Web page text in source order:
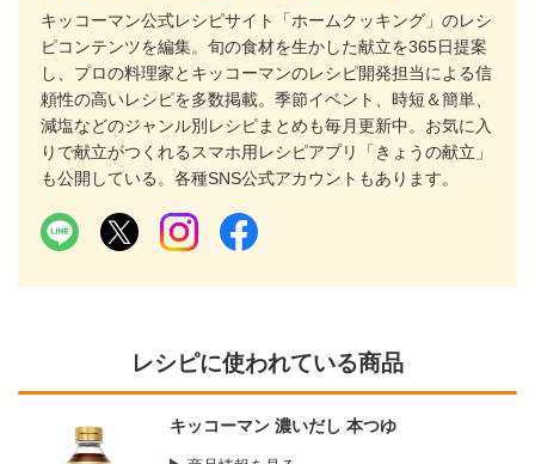
キッコーマン公式レシピサイト「ホームクッキング」のレシ
ピコンテンツを編集。旬の食材を生かした献立を365日提案
し、プロの料理家とキッコーマンのレシピ開発担当による信
頼性の高いレシピを多数掲載。季節イベント、時短＆簡単、
減塩などのジャンル別レシピまとめも毎月更新中。お気に入
りで献立がつくれるスマホ用レシピアプリ「きょうの献立」
も公開している。各種SNS公式アカウントもあります。
レシピに使われている商品
キッコーマン 濃いだし 本つゆ